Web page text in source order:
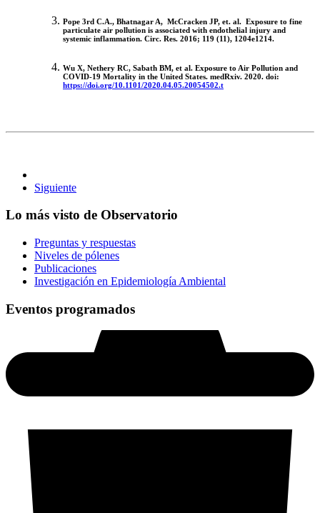
Pope 3rd C.A., Bhatnagar A, McCracken JP, et. al. Exposure to fine
particulate air pollution is associated with endothelial injury and
systemic inflammation. Circ. Res. 2016; 119 (11), 1204e1214.
Wu X, Nethery RC, Sabath BM, et al. Exposure to Air Pollution and
COVID-19 Mortality in the United States. medRxiv. 2020. doi:
https://doi.org/10.1101/2020.04.05.20054502.t
Siguiente
Lo más visto de Observatorio
Preguntas y respuestas
Niveles de pólenes
Publicaciones
Investigación en Epidemiología Ambiental
Eventos programados